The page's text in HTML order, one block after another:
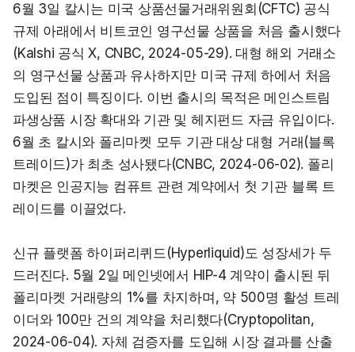
6월 3일 칼시는 미국 상품선물거래위원회(CFTC) 공식
규제 아래에서 비트코인 영구선물 상품을 처음 출시했다
(Kalshi 공식 X, CNBC, 2024-05-29). 대형 해외 거래소
의 영구선물 상품과 유사하지만 미국 규제 하에서 처음
도입된 점이 특징이다. 이번 출시의 목적은 메인스트림
파생상품 시장 확대와 기관 및 헤지펀드 자금 유입이다.
6월 초 칼시와 폴리마켓 모두 기관 대상 대형 거래(블록
트레이드)가 최초 성사됐다(CNBC, 2024-06-02). 폴리
마켓은 인공지능 컴퓨트 관련 계약에서 첫 기관 블록 트
레이드를 이끌었다.
신규 플랫폼 하이퍼리퀴드(Hyperliquid)도 성장세가 두
드러진다. 5월 2일 메인넷에서 HIP-4 계약이 출시된 뒤
폴리마켓 거래량의 1%를 차지하며, 약 500명 활성 트레
이더와 100만 건의 계약을 처리했다(Cryptopolitan,
2024-06-04). 자체 검증자를 도입해 시장 결과를 산출